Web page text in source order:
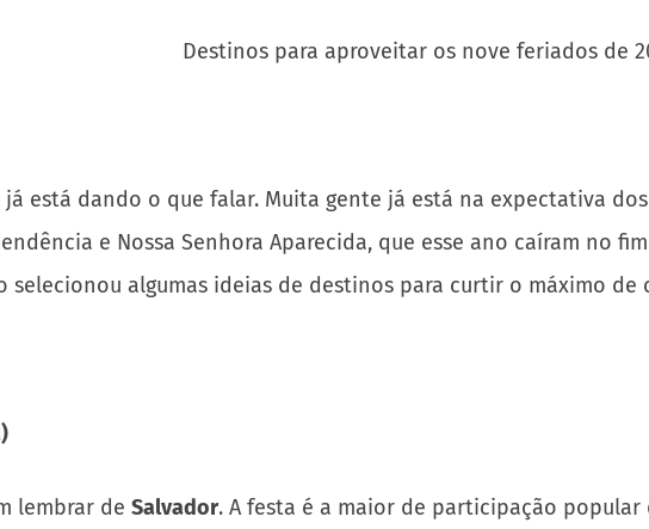
está dando o que falar. Muita gente já está na expectativa
e Nossa Senhora Aparecida, que esse ano caíram no
selecionou algumas ideias de destinos para curtir o máximo de
lembrar de Salvador. A festa é a maior de participação popular